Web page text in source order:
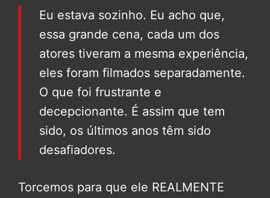
Eu estava sozinho. Eu acho que,
essa grande cena, cada um dos
atores tiveram a mesma experiência,
eles foram filmados separadamente.
O que foi frustrante e
decepcionante. É assim que tem
sido, os últimos anos têm sido
desafiadores.
Torcemos para que ele REALMENTE